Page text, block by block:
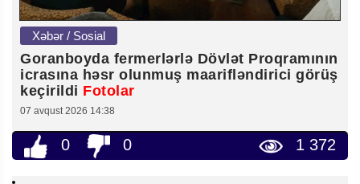
Xəbər / Sosial
Goranboyda fermerlərlə Dövlət Proqramının
icrasına həsr olunmuş maarifləndirici görüş
keçirildi Fotolar
07 avqust 2026 14:38
0 0 1 372